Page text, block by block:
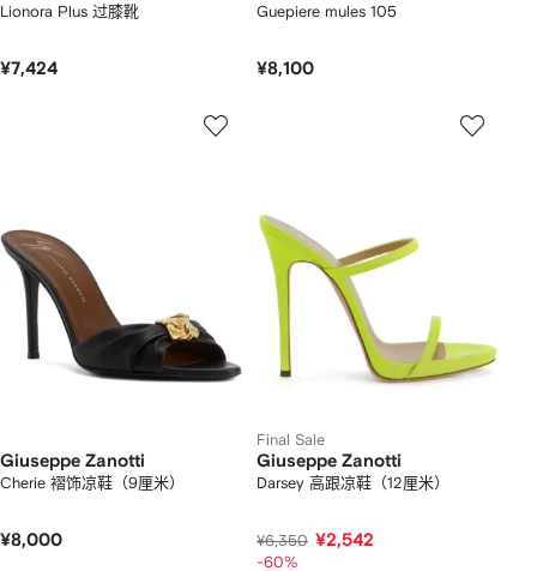
Lionora Plus 过膝靴
¥7,424
Guepiere mules 105
¥8,100
Giuseppe Zanotti
Cherie 褶饰凉鞋（9厘米）
¥8,000
Final Sale
Giuseppe Zanotti
Darsey 高跟凉鞋（12厘米）
¥6,350 ¥2,542
-60%